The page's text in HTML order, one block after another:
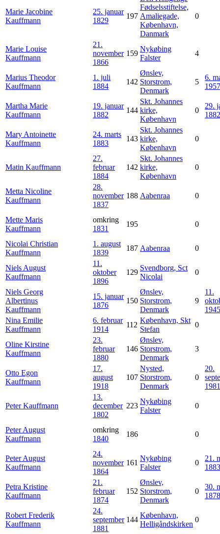
Marie Jacobine
Kauffmann
25. januar
1829
197
Fødselsstiftelse,
Amaliegade,
København,
Danmark
0
Marie Louise
Kauffmann
21.
november
1866
159
Nykøbing
Falster
4
Marius Theodor
Kauffmann
1. juli
1884
142
Ønslev,
Storstrom,
Denmark
5
6.
1957
Martha Marie
Kauffmann
19. januar
1882
144
Skt. Johannes
kirke,
København
0
29.
1882
Mary Antoinette
Kauffmann
24. marts
1883
143
Skt. Johannes
kirke,
København
0
Matin Kauffmann
27.
februar
1884
142
Skt. Johannes
kirke,
København
0
Metta Nicoline
Kauffmann
28.
november
1837
188 Aabenraa 0
Mette Maris
Kauffmann
omkring
1831
195 0
Nicolai Christian
Kauffmann
1. august
1839
187 Aabenraa 0
Niels August
Kauffmann
11.
oktober
1896
129
Svendborg, Sct
Nicolai
0
Niels Georg
Albertinus
Kauffmann
15. januar
1876
150
Ønslev,
Storstrom,
Denmark
9
11.
1945
Nina Emilie
Kauffmann
6. februar
1914
112
København, Skt
Stefan
0
Oline Kirstine
Kauffmann
23.
februar
1880
146
Ønslev,
Storstrom,
Denmark
3
Otto Egon
Kauffmann
17.
august
1918
107
Nysted,
Storstrom,
Denmark
0
20.
1981
PeterKauffmann
13.
december
1802
223
Nykøbing
Falster
0
Peter August
Kauffmann
omkring
1840
186 0
Peter August
Kauffmann
24.
november
1864
161
Nykøbing
Falster
0
21.
1883
Petra Kristine
Kauffmann
21.
februar
1874
152
Ønslev,
Storstrom,
Denmark
0
30.
1878
Robert Frederik
Kauffmann
24.
september
1881
144
København,
Helligåndskirken
0